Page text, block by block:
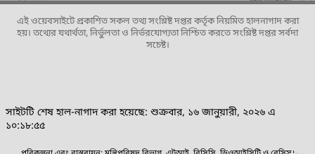
এই ওয়েবসাইটে প্রকাশিত সকল তথ্য সংশ্লিষ্ট দপ্তর কর্তৃক নিয়মিত হালনাগাদ করা
হয়। তথ্যের যথার্থতা, নির্ভুলতা ও নির্ভরযোগ্যতা নিশ্চিত করতে সংশ্লিষ্ট দপ্তর সর্বদা
সচেষ্ট।
সাইটটি শেষ হাল-নাগাদ করা হয়েছে: শুক্রবার, ১৬ জানুয়ারী, ২০২৬ এ
১০:১৮:৫৫